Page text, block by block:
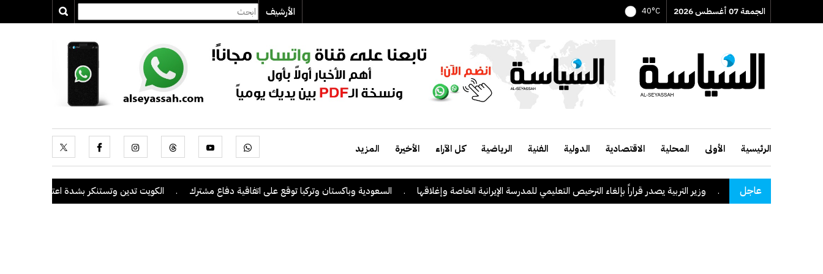
الجمعة 07 أغسطس 2026 40°C الأرشيف
الرئيسية الأولى المحلية الاقتصادية الدولية الفنية الرياضية كل الآراء الأخيرة المزيد
عاجلنجران السعودية . وزير التربية يصدر قراراً بإلغاء الترخيص التعليمي للمدرسة الإيرانية الخاصة وإغلاقها . السعودية وباكستان وتركيا توقع على اتفاقية دفاع مشترك . الكويت تدين وتستنكر بشدة اعتداءات ميليشيا